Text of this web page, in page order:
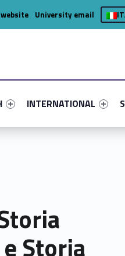
45425-4
#link-menu-primary-68391-7
Link identifier #link-
INTERNATIONAL
University email
Storia